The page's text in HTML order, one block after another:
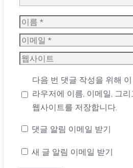
이
름
이
메
일
웹
트
다음 번 댓글 작성을 위해
라우저에 이름, 이메일, 그리
웹사이트를 저장합니다.
댓글 알림 이메일 받기
새 글 알림 이메일 받기